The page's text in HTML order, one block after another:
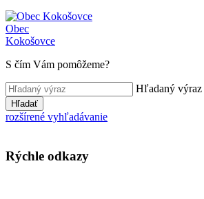
Obec
Kokošovce
S čím Vám pomôžeme?
Hľadaný výraz
Hľadať
rozšírené vyhľadávanie
Rýchle odkazy